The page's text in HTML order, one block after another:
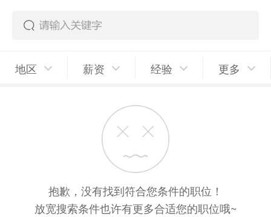
地区 薪资 经验 更多
抱歉，没有找到符合您条件的职位！
放宽搜索条件也许有更多合适您的职位哦~